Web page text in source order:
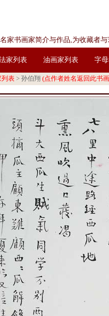
家书画家简介与作品,为收藏者
家列表 油画家列表 字
列表 > 孙伯翔 (点作者姓名返回此书